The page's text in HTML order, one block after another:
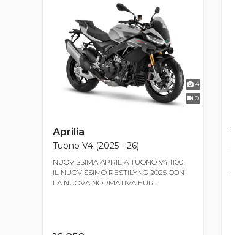
4
0
Aprilia
Tuono V4 (2025 - 26)
NUOVISSIMA APRILIA TUONO V4 1100 ,
IL NUOVISSIMO RESTILYNG 2025 CON
LA NUOVA NORMATIVA EUR...